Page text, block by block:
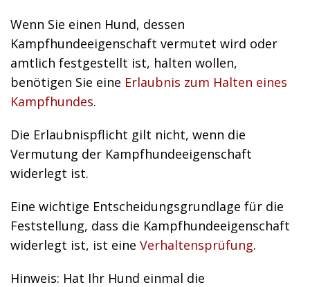
Wenn Sie einen Hund, dessen
Kampfhundeeigenschaft vermutet wird oder
amtlich festgestellt ist, halten wollen,
benötigen Sie eine Erlaubnis zum Halten eines
Kampfhundes.
Die Erlaubnispflicht gilt nicht, wenn die
Vermutung der Kampfhundeeigenschaft
widerlegt ist.
Eine wichtige Entscheidungsgrundlage für die
Feststellung, dass die Kampfhundeeigenschaft
widerlegt ist, ist eine Verhaltensprüfung.
Hinweis: Hat Ihr Hund einmal die